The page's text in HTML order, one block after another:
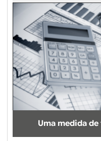
Uma medida